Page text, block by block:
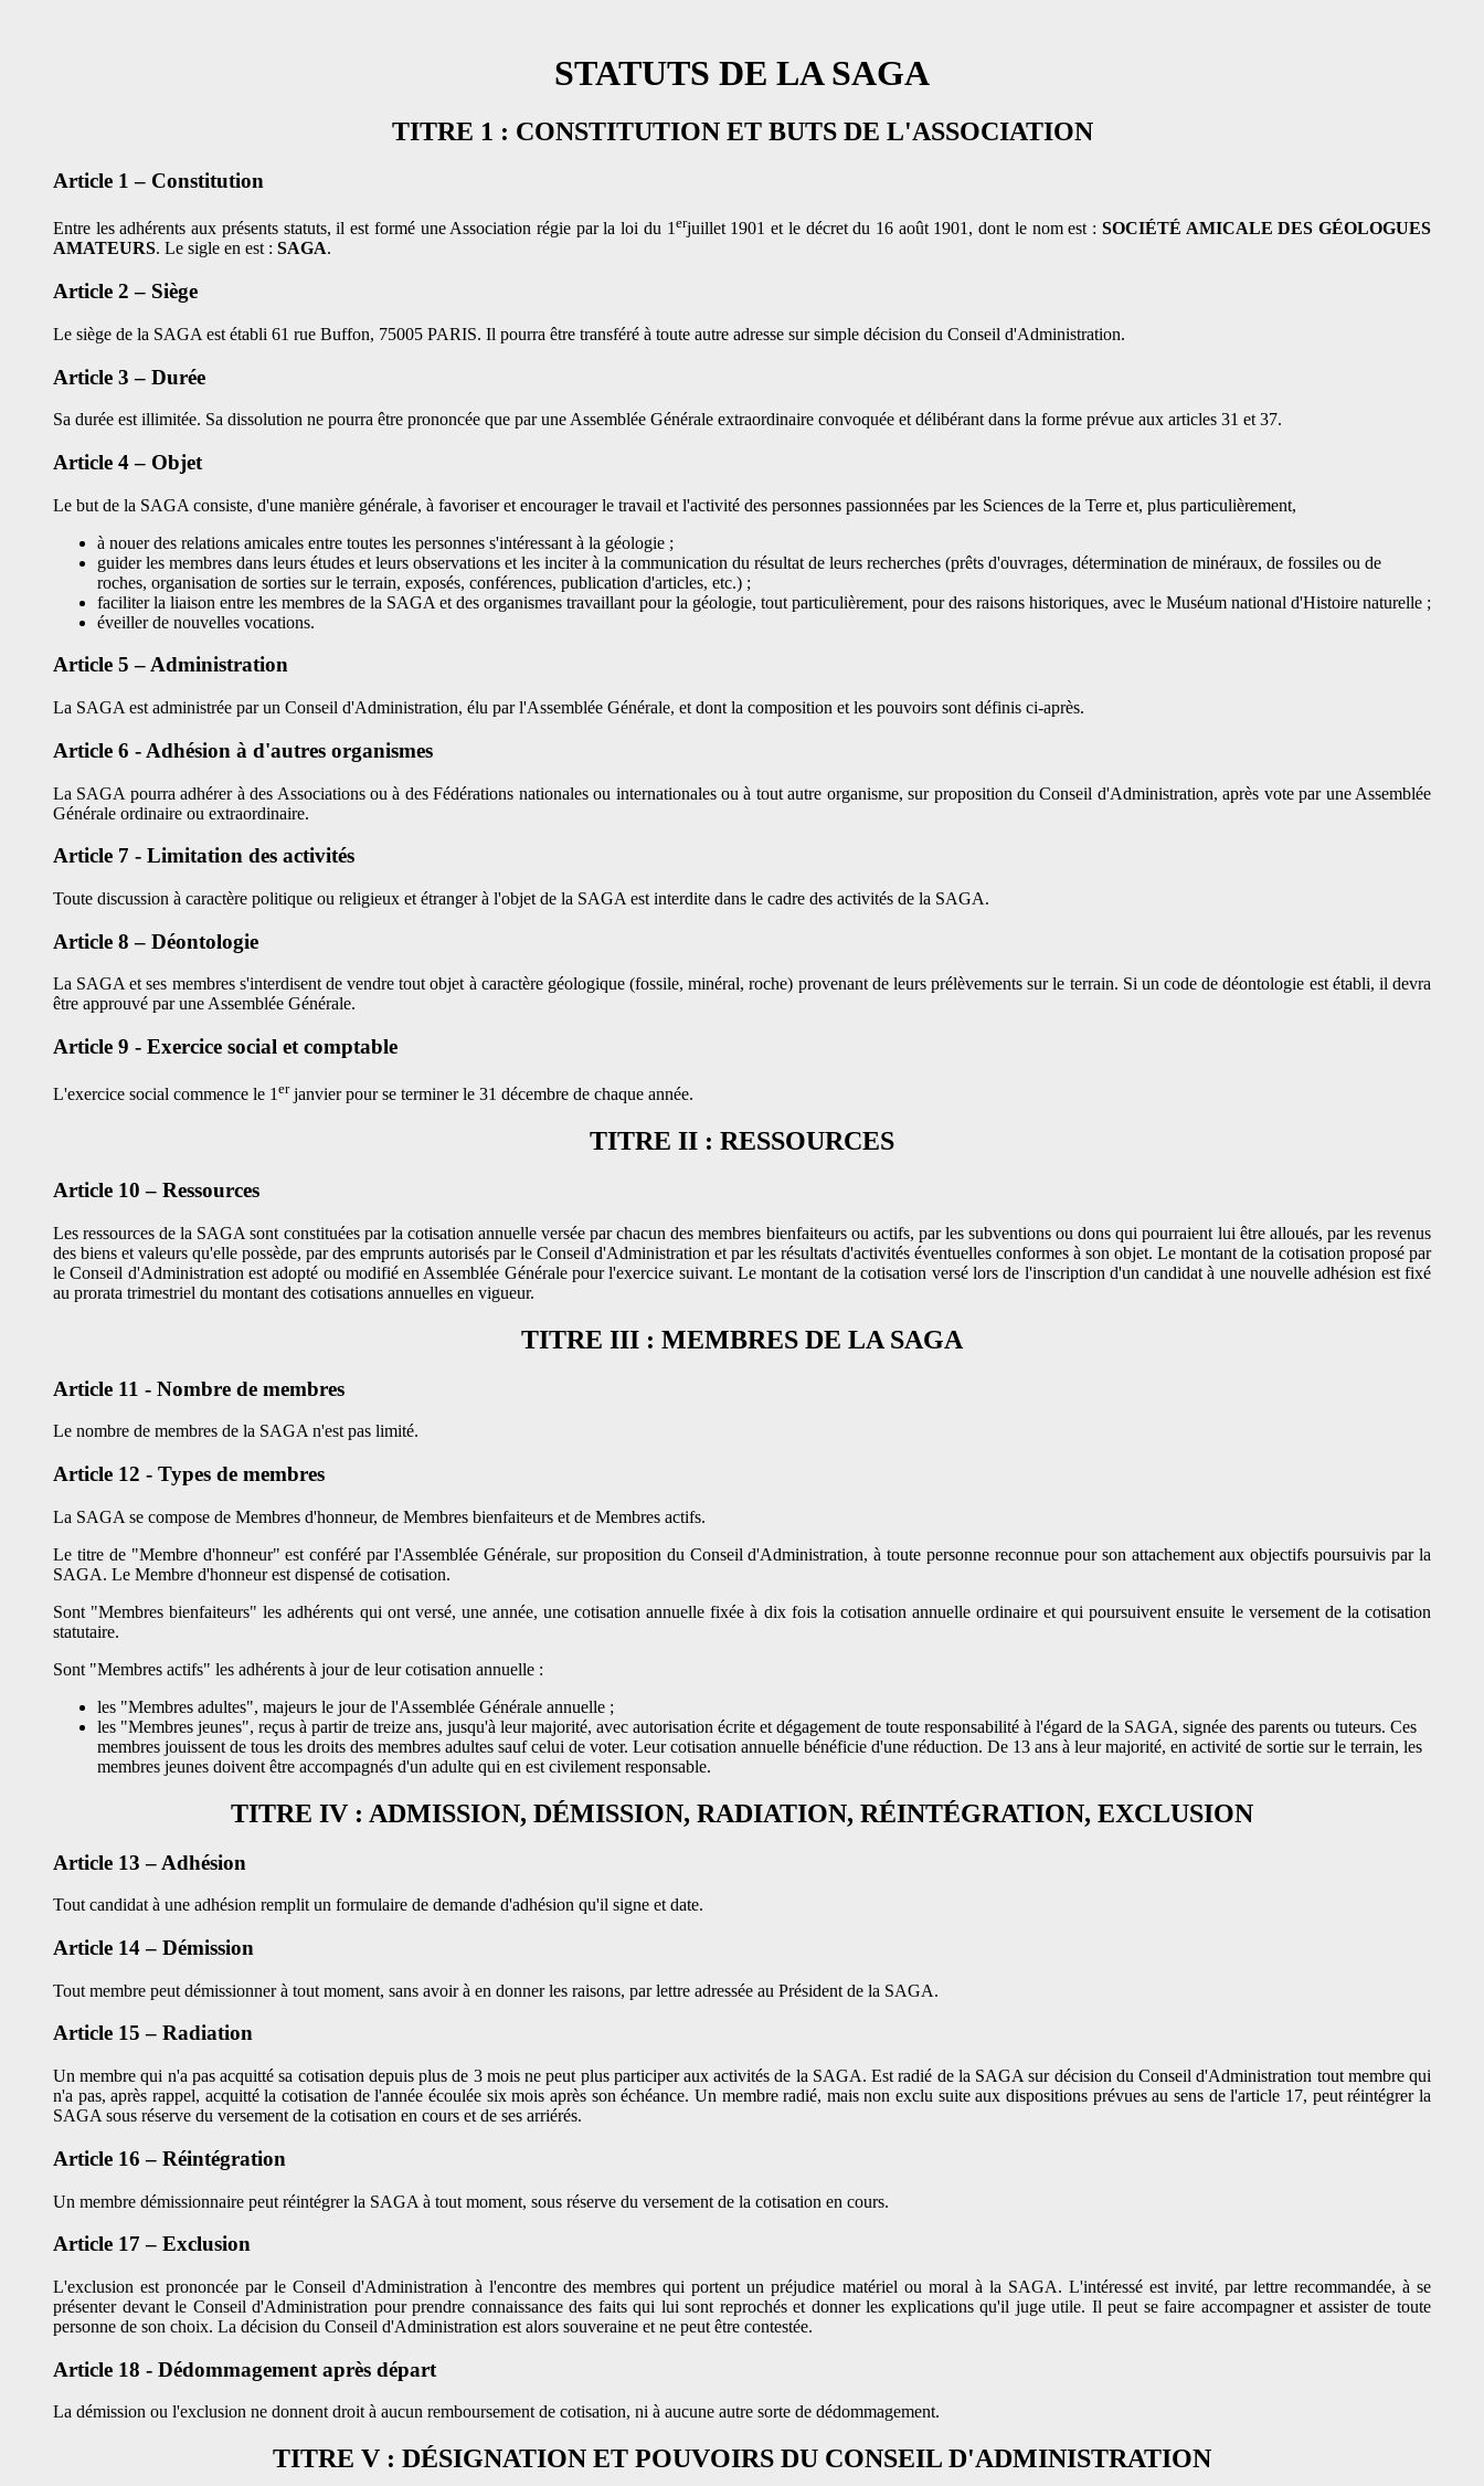
STATUTS DE LA SAGA
TITRE 1 : CONSTITUTION ET BUTS DE L'ASSOCIATION
Article 1 – Constitution
Entre les adhérents aux présents statuts, il est formé une Association régie par la loi du 1 erjuillet 1901 et le décret du 16 août 1901, dont le nom est : SOCIÉTÉ AMICALE DES GÉOLOGUES
AMATEURS. Le sigle en est : SAGA.
Article 2 – Siège
Le siège de la SAGA est établi 61 rue Buffon, 75005 PARIS. Il pourra être transféré à toute autre adresse sur simple décision du Conseil d'Administration.
Article 3 – Durée
Sa durée est illimitée. Sa dissolution ne pourra être prononcée que par une Assemblée Générale extraordinaire convoquée et délibérant dans la forme prévue aux articles 31 et 37.
Article 4 – Objet
Le but de la SAGA consiste, d'une manière générale, à favoriser et encourager le travail et l'activité des personnes passionnées par les Sciences de la Terre et, plus particulièrement,
à nouer des relations amicales entre toutes les personnes s'intéressant à la géologie ;
guider les membres dans leurs études et leurs observations et les inciter à la communication du résultat de leurs recherches (prêts d'ouvrages, détermination de minéraux, de fossiles ou de
roches, organisation de sorties sur le terrain, exposés, conférences, publication d'articles, etc.) ;
faciliter la liaison entre les membres de la SAGA et des organismes travaillant pour la géologie, tout particulièrement, pour des raisons historiques, avec le Muséum national d'Histoire naturelle ;
éveiller de nouvelles vocations.
Article 5 – Administration
La SAGA est administrée par un Conseil d'Administration, élu par l'Assemblée Générale, et dont la composition et les pouvoirs sont définis ci-après.
Article 6 - Adhésion à d'autres organismes
La SAGA pourra adhérer à des Associations ou à des Fédérations nationales ou internationales ou à tout autre organisme, sur proposition du Conseil d'Administration, après vote par une Assemblée
Générale ordinaire ou extraordinaire.
Article 7 - Limitation des activités
Toute discussion à caractère politique ou religieux et étranger à l'objet de la SAGA est interdite dans le cadre des activités de la SAGA.
Article 8 – Déontologie
La SAGA et ses membres s'interdisent de vendre tout objet à caractère géologique (fossile, minéral, roche) provenant de leurs prélèvements sur le terrain. Si un code de déontologie est établi, il devra
être approuvé par une Assemblée Générale.
Article 9 - Exercice social et comptable
L'exercice social commence le 1 erjanvier pour se terminer le 31 décembre de chaque année.
TITRE II : RESSOURCES
Article 10 – Ressources
Les ressources de la SAGA sont constituées par la cotisation annuelle versée par chacun des membres bienfaiteurs ou actifs, par les subventions ou dons qui pourraient lui être alloués, par les revenus
des biens et valeurs qu'elle possède, par des emprunts autorisés par le Conseil d'Administration et par les résultats d'activités éventuelles conformes à son objet. Le montant de la cotisation proposé par
le Conseil d'Administration est adopté ou modifié en Assemblée Générale pour l'exercice suivant. Le montant de la cotisation versé lors de l'inscription d'un candidat à une nouvelle adhésion est fixé
au prorata trimestriel du montant des cotisations annuelles en vigueur.
TITRE III : MEMBRES DE LA SAGA
Article 11 - Nombre de membres
Le nombre de membres de la SAGA n'est pas limité.
Article 12 - Types de membres
La SAGA se compose de Membres d'honneur, de Membres bienfaiteurs et de Membres actifs.
Le titre de "Membre d'honneur" est conféré par l'Assemblée Générale, sur proposition du Conseil d'Administration, à toute personne reconnue pour son attachement aux objectifs poursuivis par la
SAGA. Le Membre d'honneur est dispensé de cotisation.
Sont "Membres bienfaiteurs" les adhérents qui ont versé, une année, une cotisation annuelle fixée à dix fois la cotisation annuelle ordinaire et qui poursuivent ensuite le versement de la cotisation
statutaire.
Sont "Membres actifs" les adhérents à jour de leur cotisation annuelle :
les "Membres adultes", majeurs le jour de l'Assemblée Générale annuelle ;
les "Membres jeunes", reçus à partir de treize ans, jusqu'à leur majorité, avec autorisation écrite et dégagement de toute responsabilité à l'égard de la SAGA, signée des parents ou tuteurs. Ces
membres jouissent de tous les droits des membres adultes sauf celui de voter. Leur cotisation annuelle bénéficie d'une réduction. De 13 ans à leur majorité, en activité de sortie sur le terrain, les
membres jeunes doivent être accompagnés d'un adulte qui en est civilement responsable.
TITRE IV : ADMISSION, DÉMISSION, RADIATION, RÉINTÉGRATION, EXCLUSION
Article 13 – Adhésion
Tout candidat à une adhésion remplit un formulaire de demande d'adhésion qu'il signe et date.
Article 14 – Démission
Tout membre peut démissionner à tout moment, sans avoir à en donner les raisons, par lettre adressée au Président de la SAGA.
Article 15 – Radiation
Un membre qui n'a pas acquitté sa cotisation depuis plus de 3 mois ne peut plus participer aux activités de la SAGA. Est radié de la SAGA sur décision du Conseil d'Administration tout membre qui
n'a pas, après rappel, acquitté la cotisation de l'année écoulée six mois après son échéance. Un membre radié, mais non exclu suite aux dispositions prévues au sens de l'article 17, peut réintégrer la
SAGA sous réserve du versement de la cotisation en cours et de ses arriérés.
Article 16 – Réintégration
Un membre démissionnaire peut réintégrer la SAGA à tout moment, sous réserve du versement de la cotisation en cours.
Article 17 – Exclusion
L'exclusion est prononcée par le Conseil d'Administration à l'encontre des membres qui portent un préjudice matériel ou moral à la SAGA. L'intéressé est invité, par lettre recommandée, à se
présenter devant le Conseil d'Administration pour prendre connaissance des faits qui lui sont reprochés et donner les explications qu'il juge utile. Il peut se faire accompagner et assister de toute
personne de son choix. La décision du Conseil d'Administration est alors souveraine et ne peut être contestée.
Article 18 - Dédommagement après départ
La démission ou l'exclusion ne donnent droit à aucun remboursement de cotisation, ni à aucune autre sorte de dédommagement.
TITRE V : DÉSIGNATION ET POUVOIRS DU CONSEIL D'ADMINISTRATION